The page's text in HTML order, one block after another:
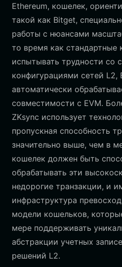
Ethereum, кошелек,
такой как Bitget,
работы с нюансами
то время как стандартные
испытывать трудности со
конфигурациями сетей L2,
автоматически
совместимости с EVM.
ZKsync использует
пропускная способность
значительно выше, чем в
кошелек должен быть
обрабатывать эти
недорогие транзакции, и
инфраструктура
модели кошельков,
мере поддерживать
абстракции учетных
решений L2.